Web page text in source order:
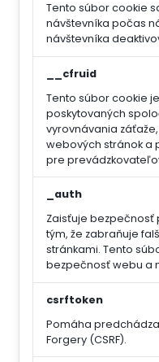
Tento súbor cookie
návštevníka počas
návštevníka
__cfruid
Tento súbor cookie
poskytovaných
vyrovnávania
webových stránok a
pre
_auth
Zaisťuje bezpečnosť
tým, že zabraňuje
stránkami. Tento
bezpečnosť webu a
csrftoken
Pomáha
Forgery (CSRF).